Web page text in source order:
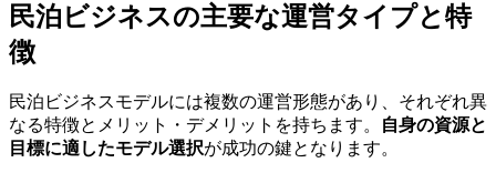
民泊ビジネスの主要な運営タイプと特
徴
民泊ビジネスモデルには複数の運営形態があり、それぞれ異
なる特徴とメリット・デメリットを持ちます。
自身の資源と
目標に適したモデル選択が成功の鍵となります。